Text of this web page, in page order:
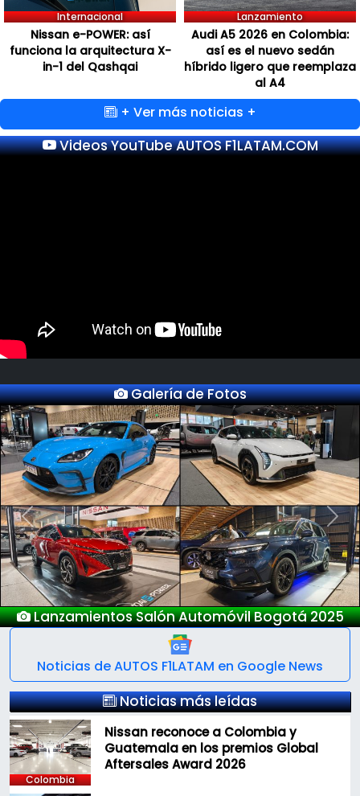
Internacional
Nissan e-POWER: así
funciona la arquitectura X-
in-1 del Qashqai
Lanzamiento
Audi A5 2026 en Colombia:
así es el nuevo sedán
híbrido ligero que reemplaza
al A4
+ Ver más noticias +
Videos YouTube AUTOS F1LATAM.COM
Galería de Fotos
Nuevo Deepal S05
Previous Next
Noticias de AUTOS F1LATAM en Google News
Noticias más leídas
Colombia
Nissan reconoce a Colombia y
Guatemala en los premios Global
Aftersales Award 2026